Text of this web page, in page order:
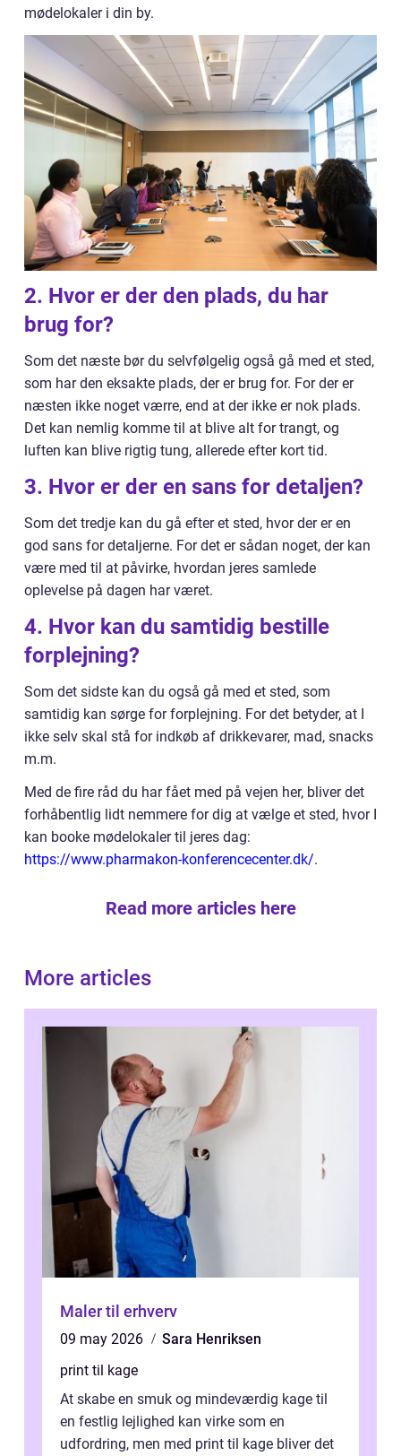
mødelokaler i din by.
2. Hvor er der den plads, du har
brug for?
Som det næste bør du selvfølgelig også gå med et sted,
som har den eksakte plads, der er brug for. For der er
næsten ikke noget værre, end at der ikke er nok plads.
Det kan nemlig komme til at blive alt for trangt, og
luften kan blive rigtig tung, allerede efter kort tid.
3. Hvor er der en sans for detaljen?
Som det tredje kan du gå efter et sted, hvor der er en
god sans for detaljerne. For det er sådan noget, der kan
være med til at påvirke, hvordan jeres samlede
oplevelse på dagen har været.
4. Hvor kan du samtidig bestille
forplejning?
Som det sidste kan du også gå med et sted, som
samtidig kan sørge for forplejning. For det betyder, at I
ikke selv skal stå for indkøb af drikkevarer, mad, snacks
m.m.
Med de fire råd du har fået med på vejen her, bliver det
forhåbentlig lidt nemmere for dig at vælge et sted, hvor I
kan booke mødelokaler til jeres dag:
https://www.pharmakon-konferencecenter.dk/.
Read more articles here
More articles
Maler til erhverv
09 may 2026
Sara Henriksen
print til kage
At skabe en smuk og mindeværdig kage til
en festlig lejlighed kan virke som en
udfordring, men med print til kage bliver det